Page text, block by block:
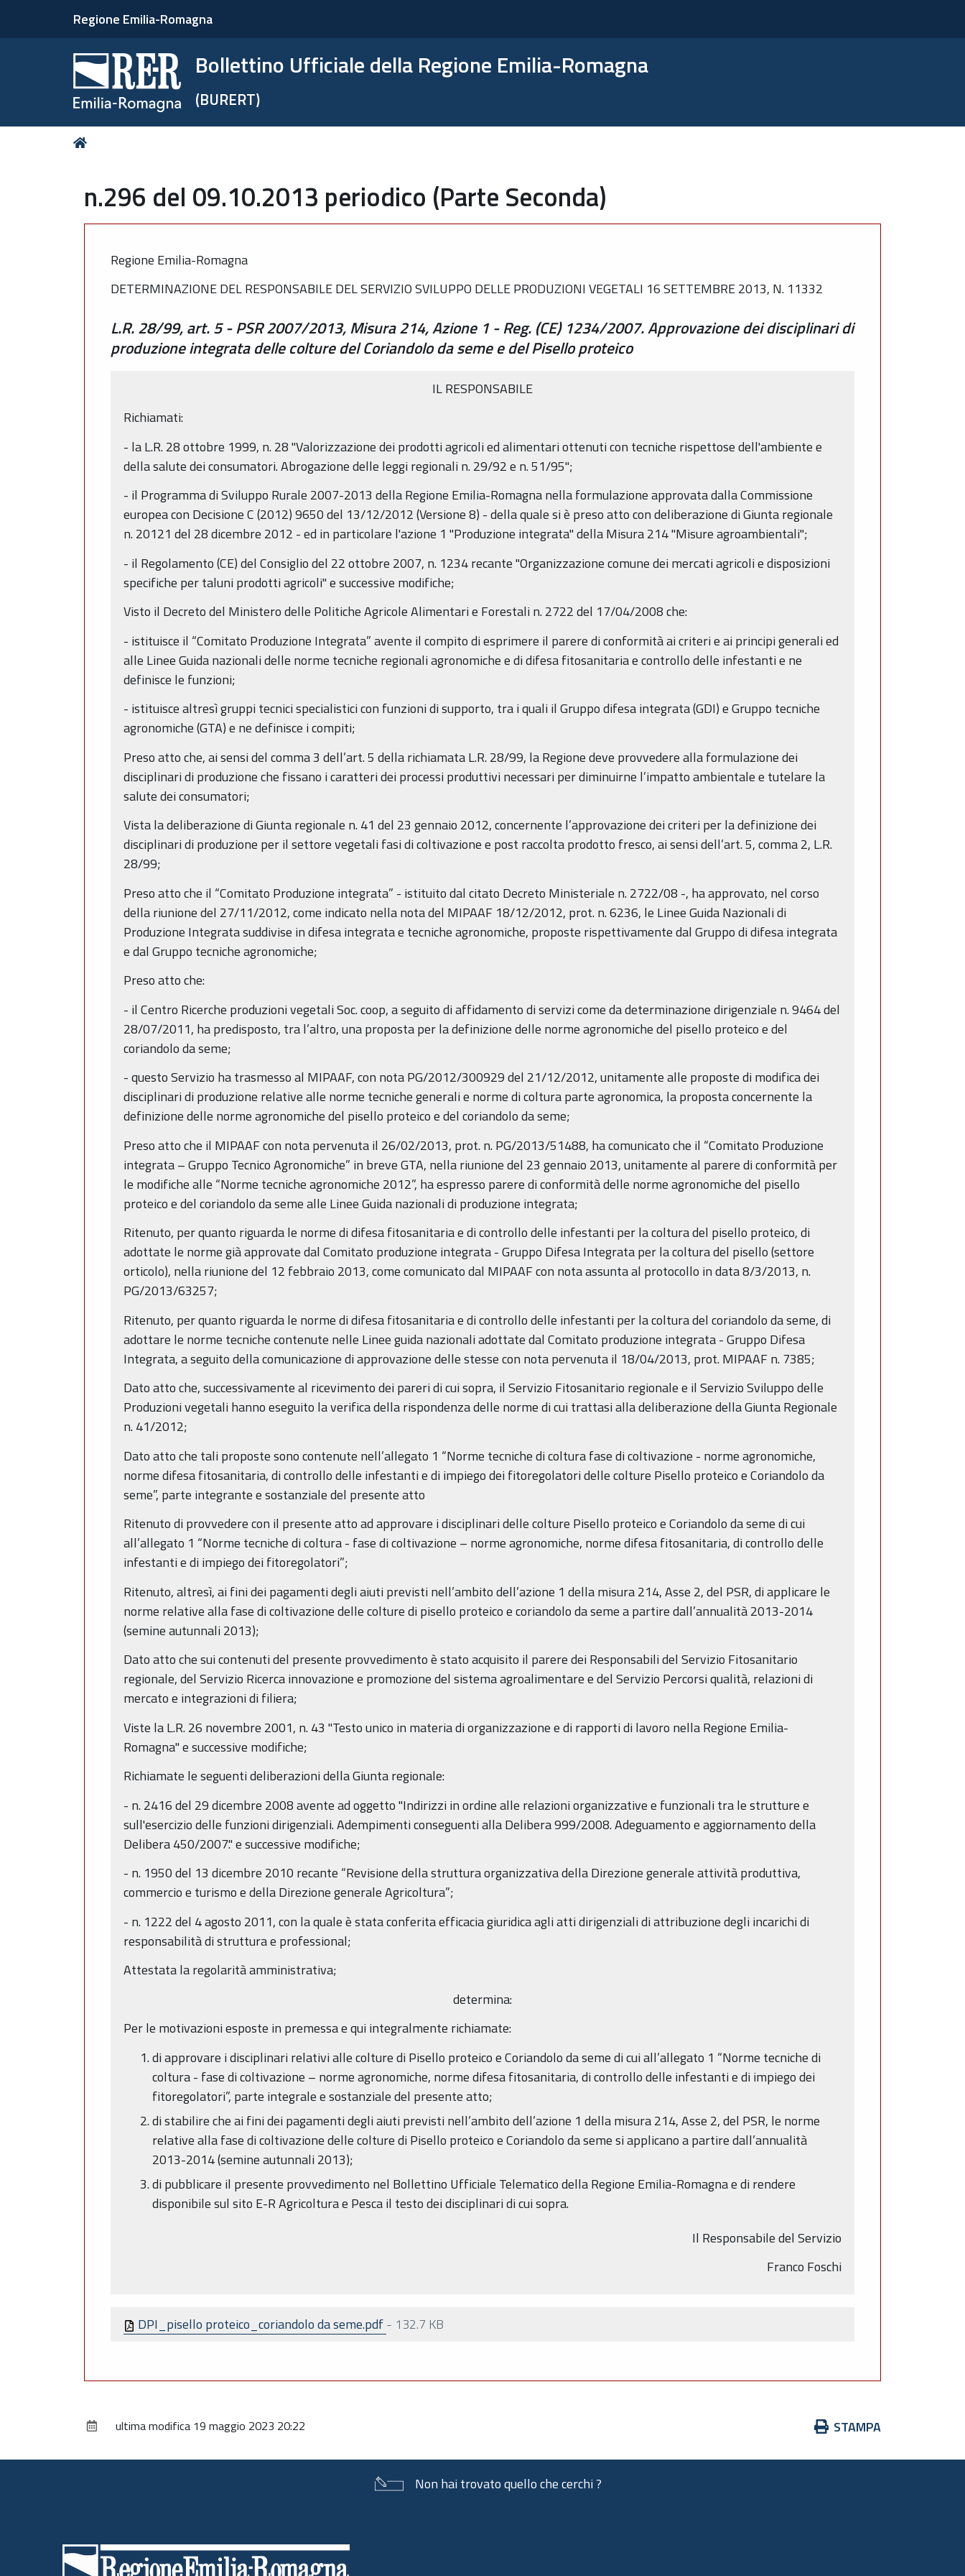
Regione Emilia-Romagna
Bollettino Ufficiale della Regione Emilia-Romagna
(BURERT)
Tu
n.296 del 09.10.2013 periodico (Parte Seconda)
Regione Emilia-Romagna
DETERMINAZIONE DEL RESPONSABILE DEL SERVIZIO SVILUPPO DELLE PRODUZIONI VEGETALI 16 SETTEMBRE 2013, N. 11332
L.R. 28/99, art. 5 - PSR 2007/2013, Misura 214, Azione 1 - Reg. (CE) 1234/2007. Approvazione dei disciplinari di
produzione integrata delle colture del Coriandolo da seme e del Pisello proteico
IL RESPONSABILE
Richiamati:
- la L.R. 28 ottobre 1999, n. 28 "Valorizzazione dei prodotti agricoli ed alimentari ottenuti con tecniche rispettose dell'ambiente e
della salute dei consumatori. Abrogazione delle leggi regionali n. 29/92 e n. 51/95";
- il Programma di Sviluppo Rurale 2007-2013 della Regione Emilia-Romagna nella formulazione approvata dalla Commissione
europea con Decisione C (2012) 9650 del 13/12/2012 (Versione 8) - della quale si è preso atto con deliberazione di Giunta regionale
n. 20121 del 28 dicembre 2012 - ed in particolare l'azione 1 "Produzione integrata" della Misura 214 "Misure agroambientali";
- il Regolamento (CE) del Consiglio del 22 ottobre 2007, n. 1234 recante "Organizzazione comune dei mercati agricoli e disposizioni
specifiche per taluni prodotti agricoli" e successive modifiche;
Visto il Decreto del Ministero delle Politiche Agricole Alimentari e Forestali n. 2722 del 17/04/2008 che:
- istituisce il “Comitato Produzione Integrata” avente il compito di esprimere il parere di conformità ai criteri e ai principi generali ed
alle Linee Guida nazionali delle norme tecniche regionali agronomiche e di difesa fitosanitaria e controllo delle infestanti e ne
definisce le funzioni;
- istituisce altresì gruppi tecnici specialistici con funzioni di supporto, tra i quali il Gruppo difesa integrata (GDI) e Gruppo tecniche
agronomiche (GTA) e ne definisce i compiti;
Preso atto che, ai sensi del comma 3 dell’art. 5 della richiamata L.R. 28/99, la Regione deve provvedere alla formulazione dei
disciplinari di produzione che fissano i caratteri dei processi produttivi necessari per diminuirne l’impatto ambientale e tutelare la
salute dei consumatori;
Vista la deliberazione di Giunta regionale n. 41 del 23 gennaio 2012, concernente l’approvazione dei criteri per la definizione dei
disciplinari di produzione per il settore vegetali fasi di coltivazione e post raccolta prodotto fresco, ai sensi dell’art. 5, comma 2, L.R.
28/99;
Preso atto che il “Comitato Produzione integrata” - istituito dal citato Decreto Ministeriale n. 2722/08 -, ha approvato, nel corso
della riunione del 27/11/2012, come indicato nella nota del MIPAAF 18/12/2012, prot. n. 6236, le Linee Guida Nazionali di
Produzione Integrata suddivise in difesa integrata e tecniche agronomiche, proposte rispettivamente dal Gruppo di difesa integrata
e dal Gruppo tecniche agronomiche;
Preso atto che:
- il Centro Ricerche produzioni vegetali Soc. coop, a seguito di affidamento di servizi come da determinazione dirigenziale n. 9464 del
28/07/2011, ha predisposto, tra l’altro, una proposta per la definizione delle norme agronomiche del pisello proteico e del
coriandolo da seme;
- questo Servizio ha trasmesso al MIPAAF, con nota PG/2012/300929 del 21/12/2012, unitamente alle proposte di modifica dei
disciplinari di produzione relative alle norme tecniche generali e norme di coltura parte agronomica, la proposta concernente la
definizione delle norme agronomiche del pisello proteico e del coriandolo da seme;
Preso atto che il MIPAAF con nota pervenuta il 26/02/2013, prot. n. PG/2013/51488, ha comunicato che il “Comitato Produzione
integrata – Gruppo Tecnico Agronomiche” in breve GTA, nella riunione del 23 gennaio 2013, unitamente al parere di conformità per
le modifiche alle “Norme tecniche agronomiche 2012”, ha espresso parere di conformità delle norme agronomiche del pisello
proteico e del coriandolo da seme alle Linee Guida nazionali di produzione integrata;
Ritenuto, per quanto riguarda le norme di difesa fitosanitaria e di controllo delle infestanti per la coltura del pisello proteico, di
adottate le norme già approvate dal Comitato produzione integrata - Gruppo Difesa Integrata per la coltura del pisello (settore
orticolo), nella riunione del 12 febbraio 2013, come comunicato dal MIPAAF con nota assunta al protocollo in data 8/3/2013, n.
PG/2013/63257;
Ritenuto, per quanto riguarda le norme di difesa fitosanitaria e di controllo delle infestanti per la coltura del coriandolo da seme, di
adottare le norme tecniche contenute nelle Linee guida nazionali adottate dal Comitato produzione integrata - Gruppo Difesa
Integrata, a seguito della comunicazione di approvazione delle stesse con nota pervenuta il 18/04/2013, prot. MIPAAF n. 7385;
Dato atto che, successivamente al ricevimento dei pareri di cui sopra, il Servizio Fitosanitario regionale e il Servizio Sviluppo delle
Produzioni vegetali hanno eseguito la verifica della rispondenza delle norme di cui trattasi alla deliberazione della Giunta Regionale
n. 41/2012;
Dato atto che tali proposte sono contenute nell’allegato 1 “Norme tecniche di coltura fase di coltivazione - norme agronomiche,
norme difesa fitosanitaria, di controllo delle infestanti e di impiego dei fitoregolatori delle colture Pisello proteico e Coriandolo da
seme”, parte integrante e sostanziale del presente atto
Ritenuto di provvedere con il presente atto ad approvare i disciplinari delle colture Pisello proteico e Coriandolo da seme di cui
all’allegato 1 “Norme tecniche di coltura - fase di coltivazione – norme agronomiche, norme difesa fitosanitaria, di controllo delle
infestanti e di impiego dei fitoregolatori”;
Ritenuto, altresì, ai fini dei pagamenti degli aiuti previsti nell’ambito dell’azione 1 della misura 214, Asse 2, del PSR, di applicare le
norme relative alla fase di coltivazione delle colture di pisello proteico e coriandolo da seme a partire dall’annualità 2013-2014
(semine autunnali 2013);
Dato atto che sui contenuti del presente provvedimento è stato acquisito il parere dei Responsabili del Servizio Fitosanitario
regionale, del Servizio Ricerca innovazione e promozione del sistema agroalimentare e del Servizio Percorsi qualità, relazioni di
mercato e integrazioni di filiera;
Viste la L.R. 26 novembre 2001, n. 43 "Testo unico in materia di organizzazione e di rapporti di lavoro nella Regione Emilia-
Romagna" e successive modifiche;
Richiamate le seguenti deliberazioni della Giunta regionale:
- n. 2416 del 29 dicembre 2008 avente ad oggetto "Indirizzi in ordine alle relazioni organizzative e funzionali tra le strutture e
sull'esercizio delle funzioni dirigenziali. Adempimenti conseguenti alla Delibera 999/2008. Adeguamento e aggiornamento della
Delibera 450/2007." e successive modifiche;
- n. 1950 del 13 dicembre 2010 recante “Revisione della struttura organizzativa della Direzione generale attività produttiva,
commercio e turismo e della Direzione generale Agricoltura”;
- n. 1222 del 4 agosto 2011, con la quale è stata conferita efficacia giuridica agli atti dirigenziali di attribuzione degli incarichi di
responsabilità di struttura e professional;
Attestata la regolarità amministrativa;
determina:
Per le motivazioni esposte in premessa e qui integralmente richiamate:
di approvare i disciplinari relativi alle colture di Pisello proteico e Coriandolo da seme di cui all’allegato 1 “Norme tecniche di
coltura - fase di coltivazione – norme agronomiche, norme difesa fitosanitaria, di controllo delle infestanti e di impiego dei
fitoregolatori”, parte integrale e sostanziale del presente atto;
di stabilire che ai fini dei pagamenti degli aiuti previsti nell’ambito dell’azione 1 della misura 214, Asse 2, del PSR, le norme
relative alla fase di coltivazione delle colture di Pisello proteico e Coriandolo da seme si applicano a partire dall’annualità
2013-2014 (semine autunnali 2013);
di pubblicare il presente provvedimento nel Bollettino Ufficiale Telematico della Regione Emilia-Romagna e di rendere
disponibile sul sito E-R Agricoltura e Pesca il testo dei disciplinari di cui sopra.
Il Responsabile del Servizio
Franco Foschi
DPI_pisello proteico_coriandolo da seme.pdf- 132.7 KB
Azioni
documento
STAMPA
ultima modifica 19 maggio 2023 20:22
Non hai trovato quello che cerchi ?